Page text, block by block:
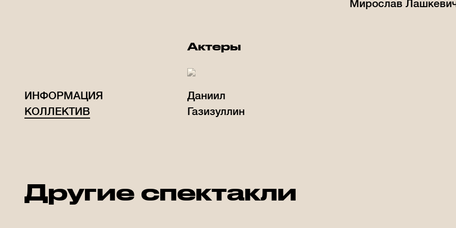
ИНФОРМАЦИЯ
КОЛЛЕКТИВ
Мирослав
Актеры
Даниил
Газизуллин
Другие спектакли